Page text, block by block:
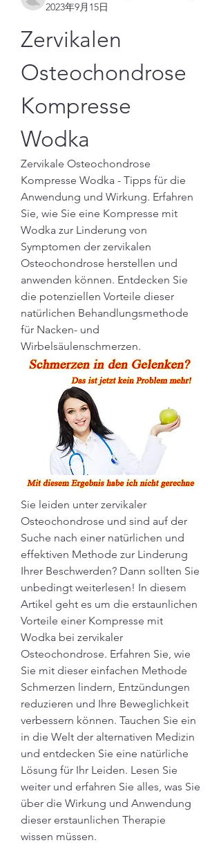
2023年9月15日
Zervikalen
Osteochondrose
Kompresse
Wodka
Zervikale Osteochondrose
Kompresse Wodka - Tipps für die
Anwendung und Wirkung. Erfahren
Sie, wie Sie eine Kompresse mit
Wodka zur Linderung von
Symptomen der zervikalen
Osteochondrose herstellen und
anwenden können. Entdecken Sie
die potenziellen Vorteile dieser
natürlichen Behandlungsmethode
für Nacken- und
Wirbelsäulenschmerzen.
Sie leiden unter zervikaler
Osteochondrose und sind auf der
Suche nach einer natürlichen und
effektiven Methode zur Linderung
Ihrer Beschwerden? Dann sollten Sie
unbedingt weiterlesen! In diesem
Artikel geht es um die erstaunlichen
Vorteile einer Kompresse mit
Wodka bei zervikaler
Osteochondrose. Erfahren Sie, wie
Sie mit dieser einfachen Methode
Schmerzen lindern, Entzündungen
reduzieren und Ihre Beweglichkeit
verbessern können. Tauchen Sie ein
in die Welt der alternativen Medizin
und entdecken Sie eine natürliche
Lösung für Ihr Leiden. Lesen Sie
weiter und erfahren Sie alles, was Sie
über die Wirkung und Anwendung
dieser erstaunlichen Therapie
wissen müssen.